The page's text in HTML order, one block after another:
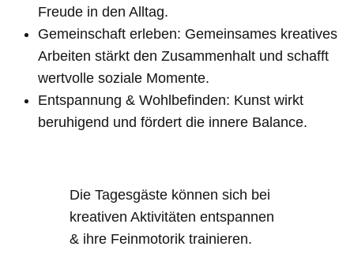
Freude in den Alltag.
Gemeinschaft erleben: Gemeinsames kreatives
Arbeiten stärkt den Zusammenhalt und schafft
wertvolle soziale Momente.
Entspannung & Wohlbefinden: Kunst wirkt
beruhigend und fördert die innere Balance.
Die Tagesgäste können sich bei
kreativen Aktivitäten entspannen
& ihre Feinmotorik trainieren.